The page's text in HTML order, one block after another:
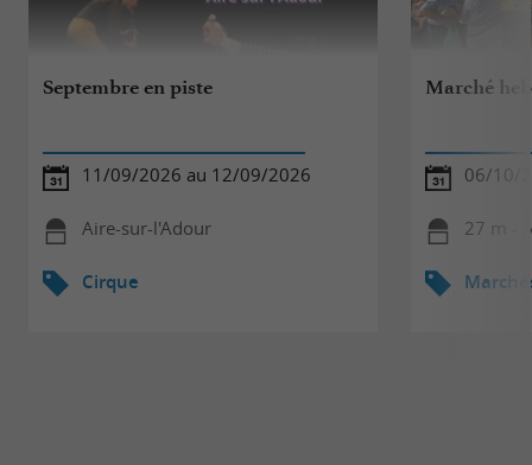
Septembre en piste
11/09/2026 au 12/09/2026
Aire-sur-l'Adour
Cirque
Marché
06/10/
27 m -